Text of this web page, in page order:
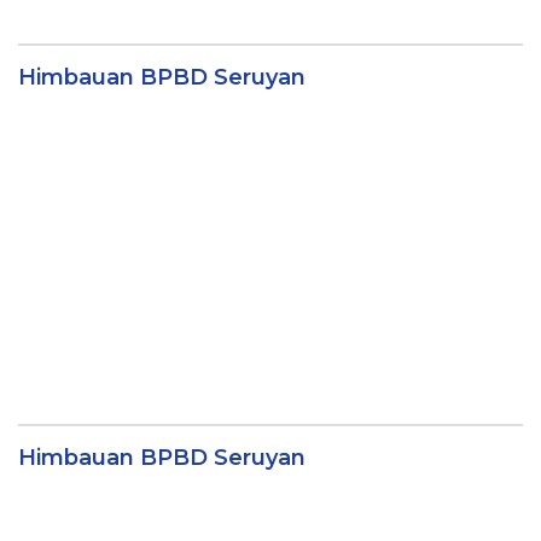
Himbauan BPBD Seruyan
Himbauan BPBD Seruyan